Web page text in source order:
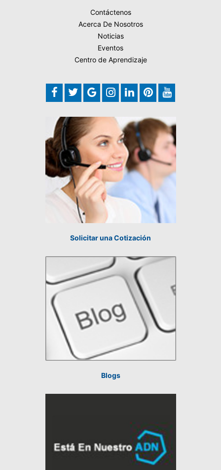
Contáctenos
Acerca De Nosotros
Noticias
Eventos
Centro de Aprendizaje
Solicitar una Cotización
Blogs